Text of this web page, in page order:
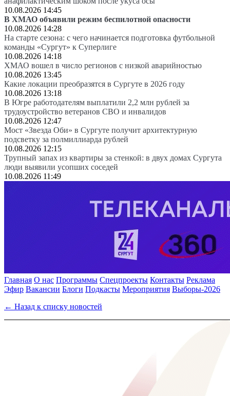
10.08.2026 14:45
В ХМАО объявили режим беспилотной опасности
10.08.2026 14:28
На старте сезона: с чего начинается подготовка футбольной
команды «Сургут» к Суперлиге
10.08.2026 14:18
ХМАО вошел в число регионов с низкой аварийностью
10.08.2026 13:45
Какие локации преобразятся в Сургуте в 2026 году
10.08.2026 13:18
В Югре работодателям выплатили 2,2 млн рублей за
трудоустройство ветеранов СВО и инвалидов
10.08.2026 12:47
Мост «Звезда Оби» в Сургуте получит архитектурную
подсветку за полмиллиарда рублей
10.08.2026 12:15
Трупный запах из квартиры за стенкой: в двух домах Сургута
люди выявили усопших соседей
10.08.2026 11:49
Главная О нас Программы Спецпроекты Контакты Реклама
Эфир Вакансии Блоги Подкасты Мероприятия Выборы-2026
← Назад к списку новостей